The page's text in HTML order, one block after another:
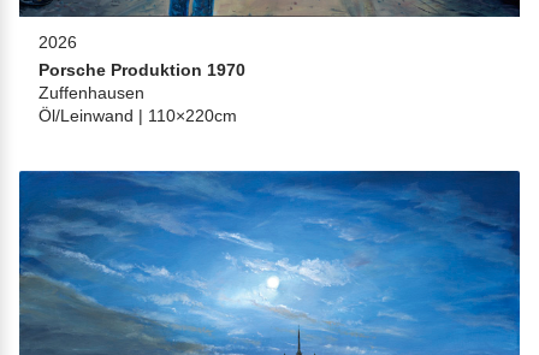
2026
Porsche Produktion 1970
Zuffenhausen
Öl/Leinwand | 110×220cm